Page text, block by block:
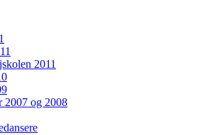
2011
2007 og 2008